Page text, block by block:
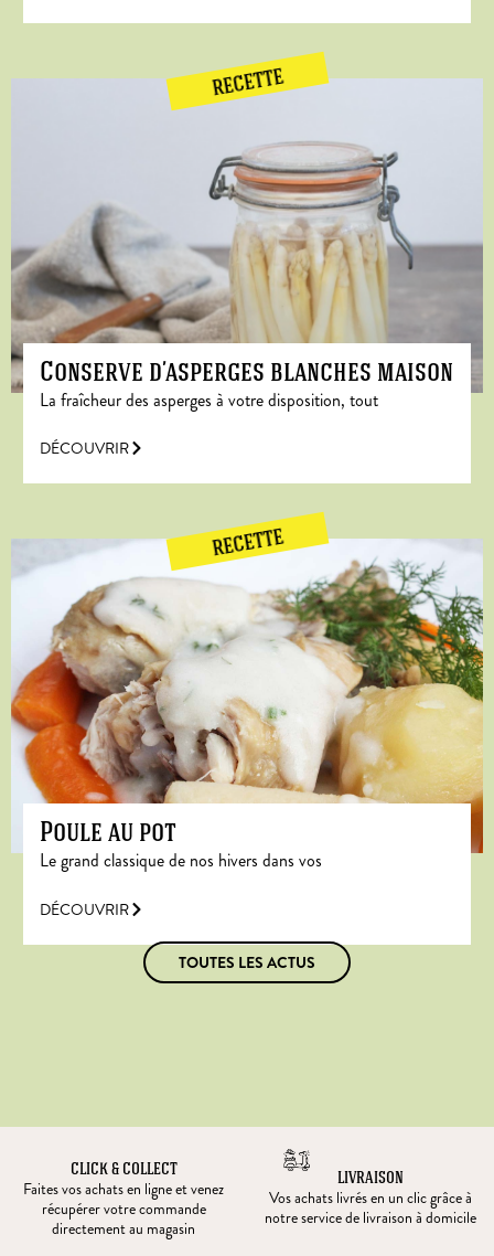
RECETTE
Conserve d’asperges blanches maison
La fraîcheur des asperges à votre disposition, tout
DÉCOUVRIR
RECETTE
Poule au pot
Le grand classique de nos hivers dans vos
DÉCOUVRIR
TOUTES LES ACTUS
CLICK & COLLECT
Faites vos achats en ligne et venez
récupérer votre commande
directement au magasin
LIVRAISON
Vos achats livrés en un clic grâce à
notre service de livraison à domicile